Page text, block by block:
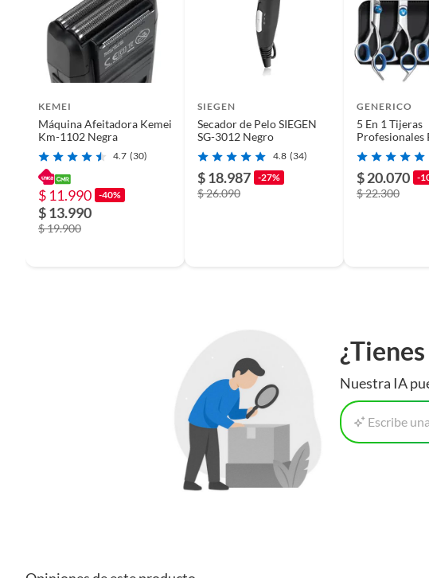
KEMEI
Máquina Afeitadora Kemei
Km-1102 Negra
4.7 (30)
$ 11.990 -40%
$ 13.990
$ 19.900
SIEGEN
Secador de Pelo SIEGEN
SG-3012 Negro
4.8 (34)
$ 18.987 -27%
$ 26.090
GENERICO
5 En 1 Tijeras
Profesionales
Perros Con
$ 20.070 -
$ 22.300
Nuestra IA
Escribe